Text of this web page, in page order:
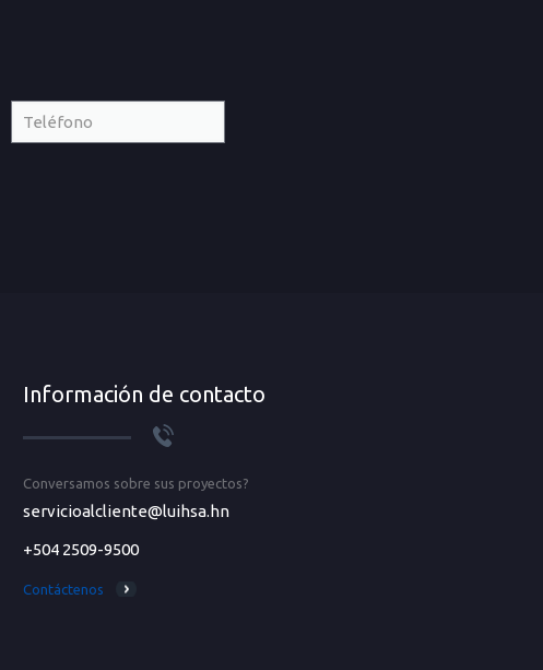
Información de contacto
Conversamos sobre sus proyectos?
servicioalcliente@luihsa.hn
+504 2509-9500
Contáctenos